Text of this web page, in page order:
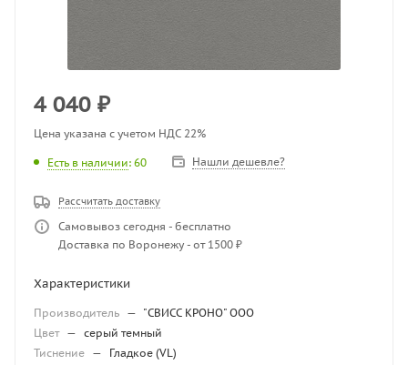
4 040 ₽
Цена указана с учетом НДС 22%
Есть в наличии: 60 Нашли дешевле?
Рассчитать доставку
Самовывоз сегодня - бесплатно
Доставка по Воронежу - от 1500 ₽
Характеристики
Производитель — "СВИСС КРОНО" ООО
Цвет — серый темный
Тиснение —
Гладкое (VL)